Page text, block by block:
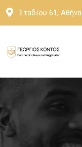
Skip
Σταδίου 61, Αθήνα